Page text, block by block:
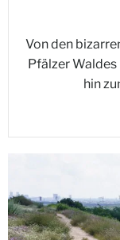
Von den
Pfälzer Waldes
hin